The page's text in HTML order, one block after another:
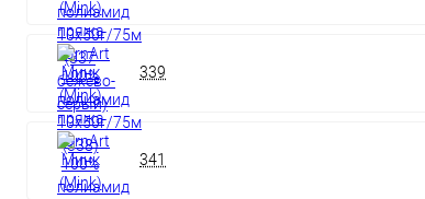
339
341